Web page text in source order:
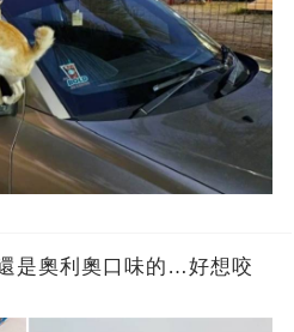
是奧利奧口味的…好想咬